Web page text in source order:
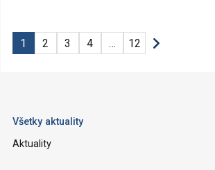
1 2 3 4 … 12
Všetky aktuality
Aktuality